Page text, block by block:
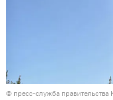
© пресс-служба правительства